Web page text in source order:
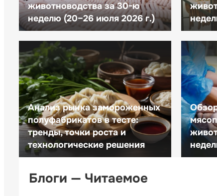
животноводства за 30-ю
неделю (20–26 июля 2026 г.)
Анализ рынка замороженных
полуфабрикатов в тесте:
тренды, точки роста и
технологические решения
Блоги — Читаемое